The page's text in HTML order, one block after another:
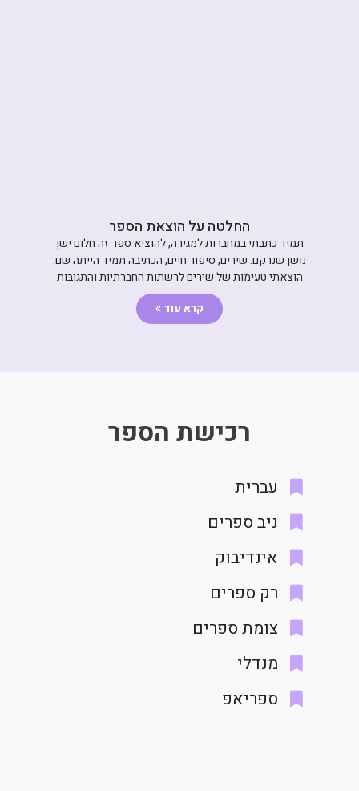
החלטה על הוצאת הספר
תמיד כתבתי במחברות למגירה, להוציא ספר זה חלום ישן
נושן שנרקם. שירים, סיפור חיים, הכתיבה תמיד הייתה שם.
הוצאתי טעימות של שירים לרשתות החברתיות והתגובות
קרא עוד »
רכישת הספר
עברית
ניב ספרים
אינדיבוק
רק ספרים
צומת ספרים
מנדלי
ספריאפ